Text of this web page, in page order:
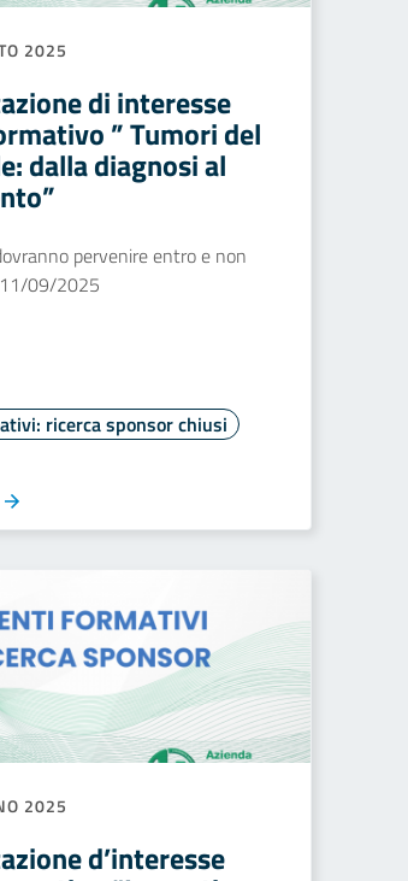
2025
di interesse
” Tumori del
dalla diagnosi al
pervenire entro e non
09/2025
ricerca sponsor chiusi
2025
d’interesse